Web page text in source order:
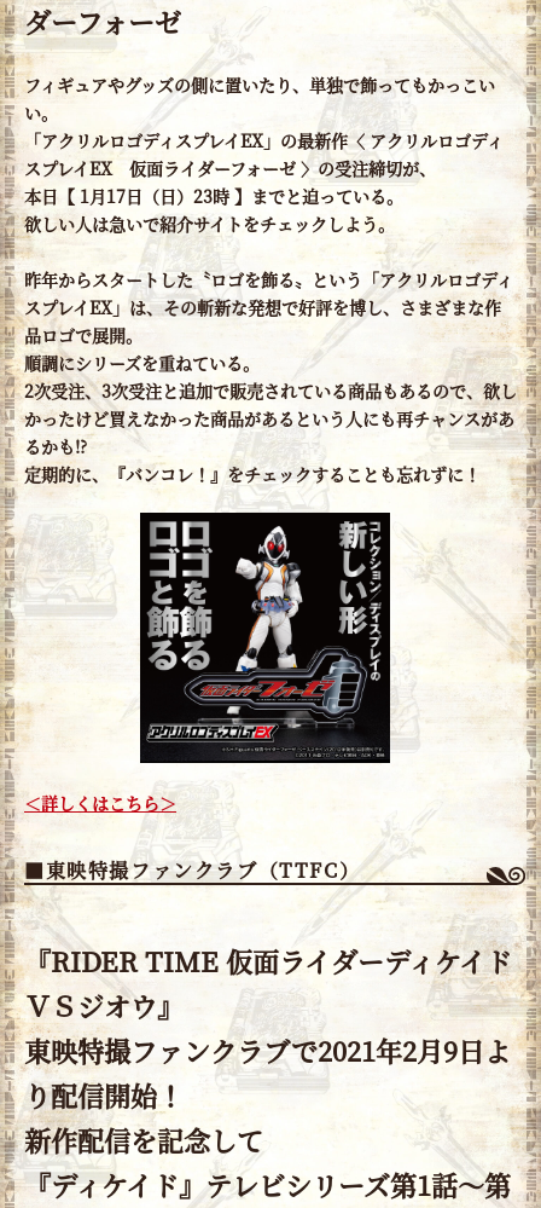
ダーフォーゼ
フィギュアやグッズの側に置いたり、単独で飾ってもかっこい
い。
「アクリルロゴディスプレイEX」の最新作〈 アクリルロゴディ
スプレイEX 仮面ライダーフォーゼ 〉の受注締切が、
本日【 1月17日（日）23時 】までと迫っている。
欲しい人は急いで紹介サイトをチェックしよう。
昨年からスタートした〝ロゴを飾る〟という「アクリルロゴディ
スプレイEX」は、その斬新な発想で好評を博し、さまざまな作
品ロゴで展開。
順調にシリーズを重ねている。
2次受注、3次受注と追加で販売されている商品もあるので、欲し
かったけど買えなかった商品があるという人にも再チャンスがあ
るかも!?
定期的に、『バンコレ！』をチェックすることも忘れずに！
＜詳しくはこちら＞
■東映特撮ファンクラブ（TTFC）
『RIDER TIME 仮面ライダーディケイド
ＶＳジオウ』
東映特撮ファンクラブで2021年2月9日よ
り配信開始！
新作配信を記念して
『ディケイド』テレビシリーズ第1話～第